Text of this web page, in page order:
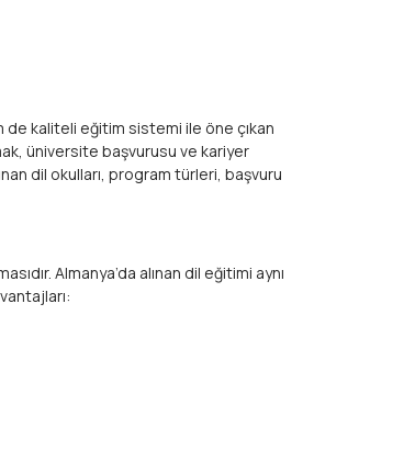
kaliteli eğitim sistemi ile öne çıkan
üniversite başvurusu ve kariyer
dil okulları, program türleri, başvuru
Almanya’da alınan dil eğitimi aynı